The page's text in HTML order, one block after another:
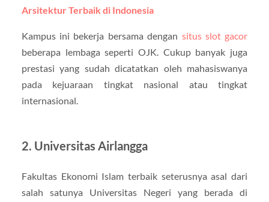
Arsitektur Terbaik di Indonesia
Kampus ini bekerja bersama dengan situs slot gacor
beberapa lembaga seperti OJK. Cukup banyak juga
prestasi yang sudah dicatatkan oleh mahasiswanya
pada kejuaraan tingkat nasional atau tingkat
internasional.
2. Universitas Airlangga
Fakultas Ekonomi Islam terbaik seterusnya asal dari
salah satunya Universitas Negeri yang berada di